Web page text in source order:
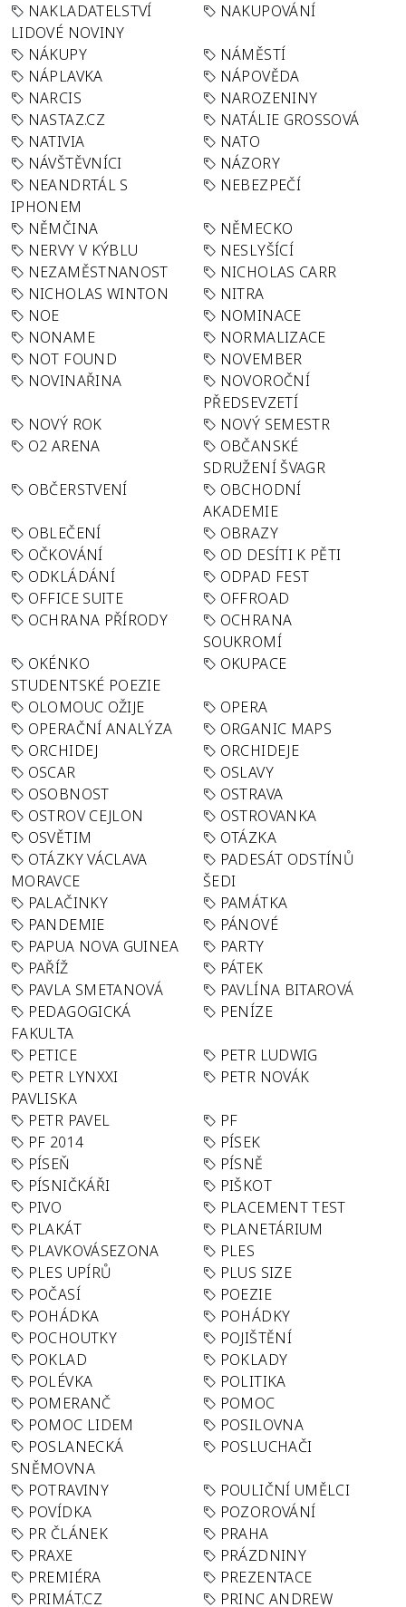
NAKLADATELSTVÍ
LIDOVÉ NOVINY
NAKUPOVÁNÍ
NÁKUPY
NÁMĚSTÍ
NÁPLAVKA
NÁPOVĚDA
NARCIS
NAROZENINY
NASTAZ.CZ
NATÁLIE GROSSOVÁ
NATIVIA
NATO
NÁVŠTĚVNÍCI
NÁZORY
NEANDRTÁL S
IPHONEM
NEBEZPEČÍ
NĚMČINA
NĚMECKO
NERVY V KÝBLU
NESLYŠÍCÍ
NEZAMĚSTNANOST
NICHOLAS CARR
NICHOLAS WINTON
NITRA
NOE
NOMINACE
NONAME
NORMALIZACE
NOT FOUND
NOVEMBER
NOVINAŘINA
NOVOROČNÍ
PŘEDSEVZETÍ
NOVÝ ROK
NOVÝ SEMESTR
O2 ARENA
OBČANSKÉ
SDRUŽENÍ ŠVAGR
OBČERSTVENÍ
OBCHODNÍ
AKADEMIE
OBLEČENÍ
OBRAZY
OČKOVÁNÍ
OD DESÍTI K PĚTI
ODKLÁDÁNÍ
ODPAD FEST
OFFICE SUITE
OFFROAD
OCHRANA PŘÍRODY
OCHRANA
SOUKROMÍ
OKÉNKO
STUDENTSKÉ POEZIE
OKUPACE
OLOMOUC OŽIJE
OPERA
OPERAČNÍ ANALÝZA
ORGANIC MAPS
ORCHIDEJ
ORCHIDEJE
OSCAR
OSLAVY
OSOBNOST
OSTRAVA
OSTROV CEJLON
OSTROVANKA
OSVĚTIM
OTÁZKA
OTÁZKY VÁCLAVA
MORAVCE
PADESÁT ODSTÍNŮ
ŠEDI
PALAČINKY
PAMÁTKA
PANDEMIE
PÁNOVÉ
PAPUA NOVA GUINEA
PARTY
PAŘÍŽ
PÁTEK
PAVLA SMETANOVÁ
PAVLÍNA BITAROVÁ
PEDAGOGICKÁ
FAKULTA
PENÍZE
PETICE
PETR LUDWIG
PETR LYNXXI
PAVLISKA
PETR NOVÁK
PETR PAVEL
PF
PF 2014
PÍSEK
PÍSEŇ
PÍSNĚ
PÍSNIČKÁŘI
PIŠKOT
PIVO
PLACEMENT TEST
PLAKÁT
PLANETÁRIUM
PLAVKOVÁSEZONA
PLES
PLES UPÍRŮ
PLUS SIZE
POČASÍ
POEZIE
POHÁDKA
POHÁDKY
POCHOUTKY
POJIŠTĚNÍ
POKLAD
POKLADY
POLÉVKA
POLITIKA
POMERANČ
POMOC
POMOC LIDEM
POSILOVNA
POSLANECKÁ
SNĚMOVNA
POSLUCHAČI
POTRAVINY
POULIČNÍ UMĚLCI
POVÍDKA
POZOROVÁNÍ
PR ČLÁNEK
PRAHA
PRAXE
PRÁZDNINY
PREMIÉRA
PREZENTACE
PRIMÁT.CZ
PRINC ANDREW